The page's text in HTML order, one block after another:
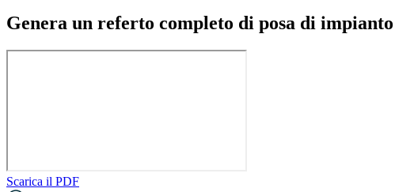
Genera un referto completo di posa di impianto
Scarica il PDF